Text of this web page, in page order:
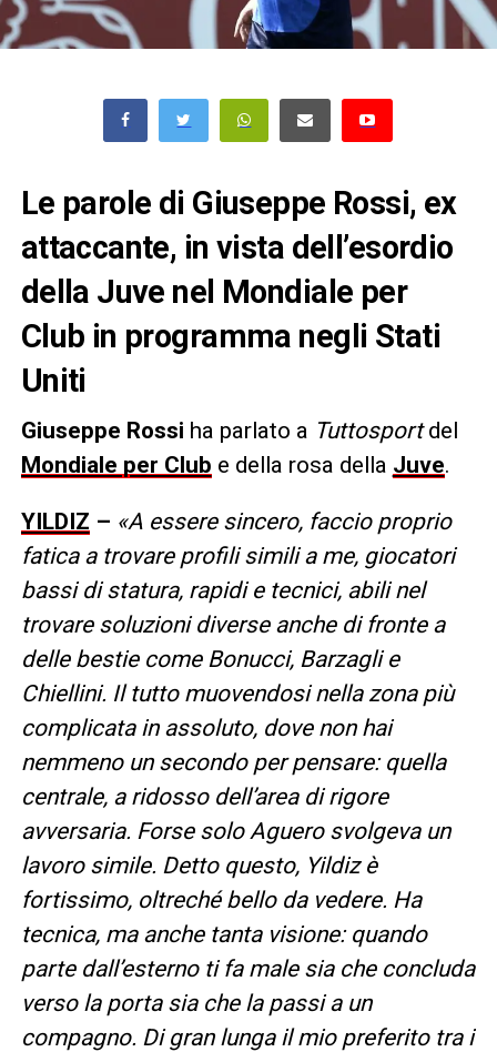
Le parole di Giuseppe Rossi, ex
attaccante, in vista dell’esordio
della Juve nel Mondiale per
Club in programma negli Stati
Uniti
Giuseppe Rossi ha parlato a Tuttosportdel
Mondiale per Club e della rosa della Juve.
YILDIZ – «A essere sincero, faccio proprio
fatica a trovare profili simili a me, giocatori
bassi di statura, rapidi e tecnici, abili nel
trovare soluzioni diverse anche di fronte a
delle bestie come Bonucci, Barzagli e
Chiellini. Il tutto muovendosi nella zona più
complicata in assoluto, dove non hai
nemmeno un secondo per pensare: quella
centrale, a ridosso dell’area di rigore
avversaria. Forse solo Aguero svolgeva un
lavoro simile. Detto questo, Yildiz è
fortissimo, oltreché bello da vedere. Ha
tecnica, ma anche tanta visione: quando
parte dall’esterno ti fa male sia che concluda
verso la porta sia che la passi a un
compagno. Di gran lunga il mio preferito tra i